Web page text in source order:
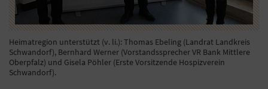
Heimatregion unterstützt (v. li.): Thomas Ebeling (Landrat Landkreis
Schwandorf), Bernhard Werner (Vorstandssprecher VR Bank Mittlere
Oberpfalz) und Gisela Pöhler (Erste Vorsitzende Hospizverein
Schwandorf).